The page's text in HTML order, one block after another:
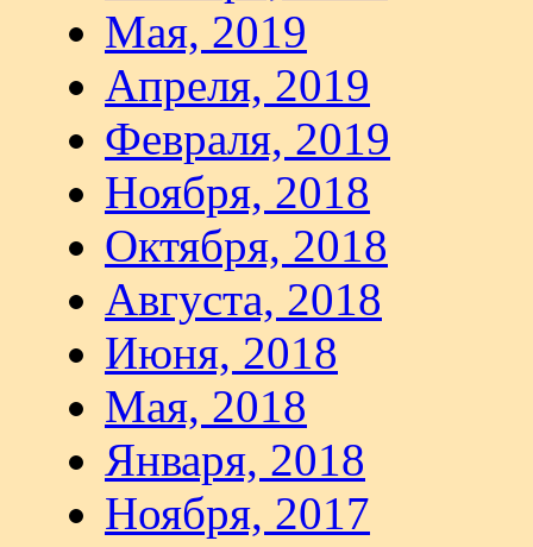
Мая, 2019
Апреля, 2019
Февраля, 2019
Ноября, 2018
Октября, 2018
Августа, 2018
Июня, 2018
Мая, 2018
Января, 2018
Ноября, 2017